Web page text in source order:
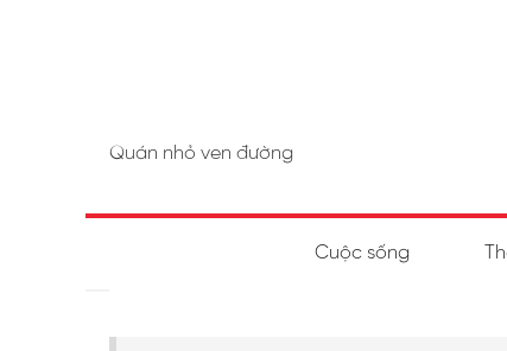
Quán nhỏ ven đường
Cuộc sống